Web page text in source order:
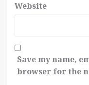
Website
Save my name,
browser for the